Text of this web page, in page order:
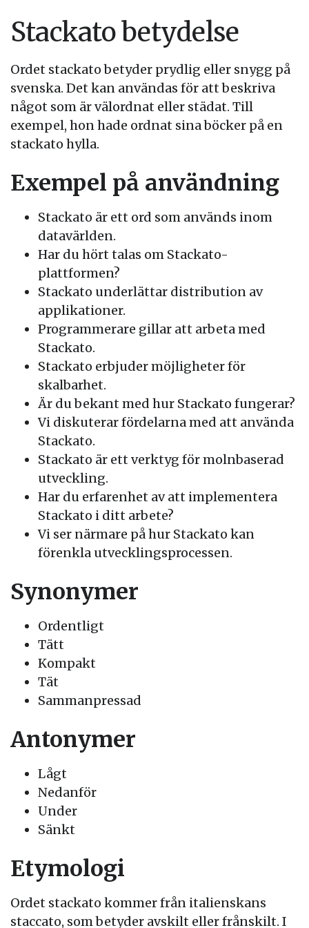
Stackato betydelse
Ordet stackato betyder prydlig eller snygg på
svenska. Det kan användas för att beskriva
något som är välordnat eller städat. Till
exempel, hon hade ordnat sina böcker på en
stackato hylla.
Exempel på användning
Stackato är ett ord som används inom
datavärlden.
Har du hört talas om Stackato-
plattformen?
Stackato underlättar distribution av
applikationer.
Programmerare gillar att arbeta med
Stackato.
Stackato erbjuder möjligheter för
skalbarhet.
Är du bekant med hur Stackato fungerar?
Vi diskuterar fördelarna med att använda
Stackato.
Stackato är ett verktyg för molnbaserad
utveckling.
Har du erfarenhet av att implementera
Stackato i ditt arbete?
Vi ser närmare på hur Stackato kan
förenkla utvecklingsprocessen.
Synonymer
Ordentligt
Tätt
Kompakt
Tät
Sammanpressad
Antonymer
Lågt
Nedanför
Under
Sänkt
Etymologi
Ordet stackato kommer från italienskans
staccato, som betyder avskilt eller frånskilt. I